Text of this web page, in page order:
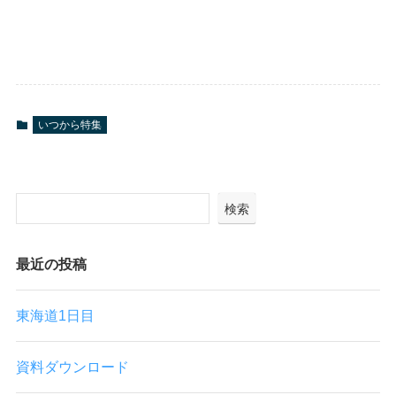
いつから特集
検索
最近の投稿
東海道1日目
資料ダウンロード